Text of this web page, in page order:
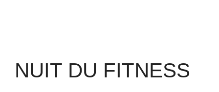
NUIT DU FITNESS